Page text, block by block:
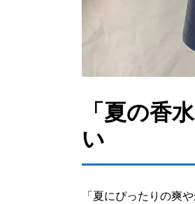
「夏の香
い
「夏にぴったりの爽